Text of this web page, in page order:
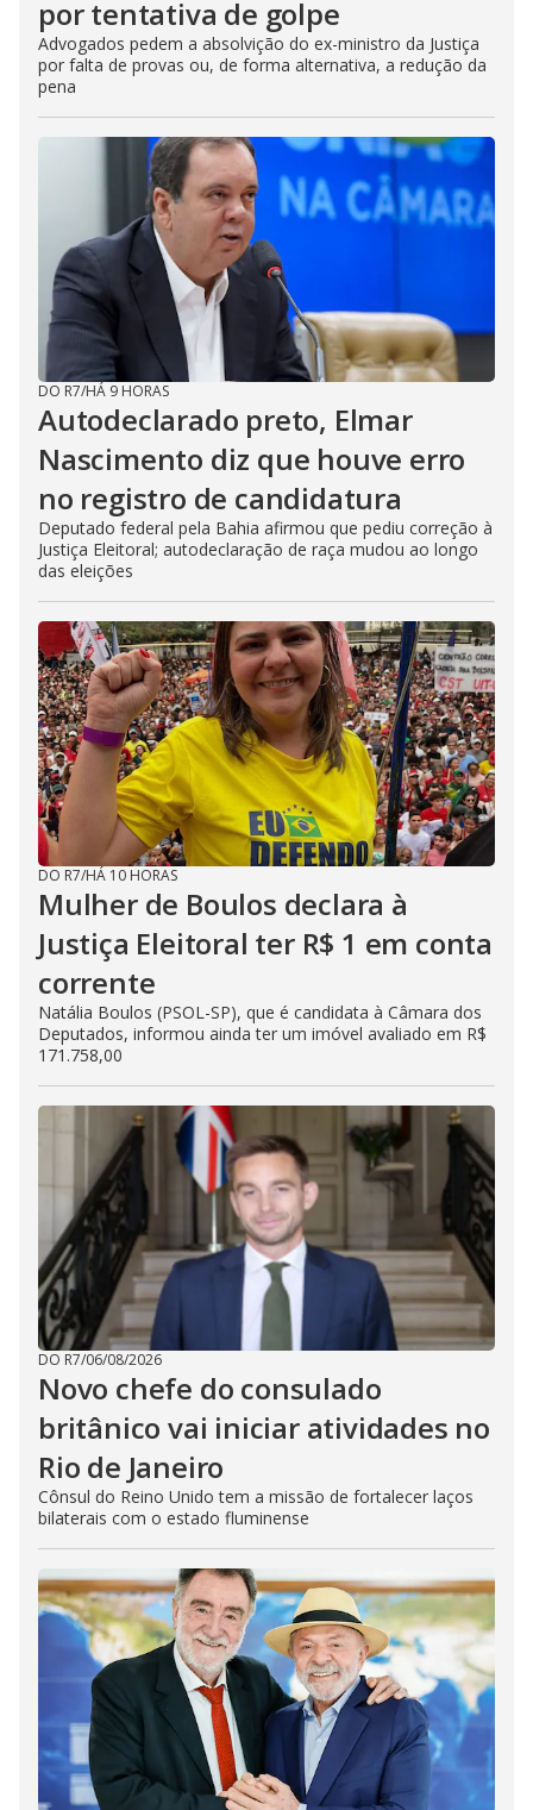
por tentativa de golpe
Advogados pedem a absolvição do ex-ministro da Justiça
por falta de provas ou, de forma alternativa, a redução da
pena
DO R7/HÁ 9 HORAS
Autodeclarado preto, Elmar
Nascimento diz que houve erro
no registro de candidatura
Deputado federal pela Bahia afirmou que pediu correção à
Justiça Eleitoral; autodeclaração de raça mudou ao longo
das eleições
DO R7/HÁ 10 HORAS
Mulher de Boulos declara à
Justiça Eleitoral ter R$ 1 em conta
corrente
Natália Boulos (PSOL-SP), que é candidata à Câmara dos
Deputados, informou ainda ter um imóvel avaliado em R$
171.758,00
DO R7/06/08/2026
Novo chefe do consulado
britânico vai iniciar atividades no
Rio de Janeiro
Cônsul do Reino Unido tem a missão de fortalecer laços
bilaterais com o estado fluminense